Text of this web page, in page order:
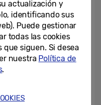
IA
S25es el
Samsung de
usuarios
y con su
de
actualización y
identificando sus
Puede gestionar
todas las cookies
siguen. Si desea
nuestra Política de
.